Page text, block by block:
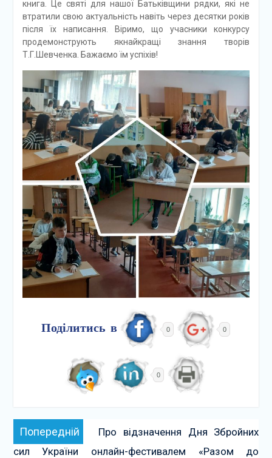
книга. Це святі для нашої Батьківщини рядки, які не
втратили свою актуальність навіть через десятки років
після їх написання. Віримо, що учасники конкурсу
продемонструють якнайкращі знання творів
Т.Г.Шевченка. Бажаємо їм успіхів!
Поділитись в 0 0
0
Навігація
записів
Попередній Попередній:
Про відзначення Дня Збройних
сил України онлайн-фестивалем «Разом до